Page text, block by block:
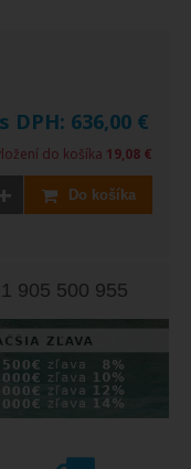
DPH: 636,00 €
do košíka 19,08 €
Do košíka
905 500 955